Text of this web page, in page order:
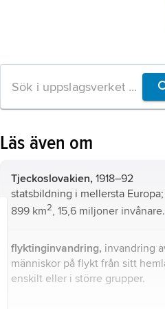
Läs även om
Tjeckoslovakien, 1918–92
statsbildning i mellersta Europa;
899 km2, 15,6 miljoner invånare
flyktinginvandring, invandring
människor på flykt från sitt
enskilt eller i större grupper.